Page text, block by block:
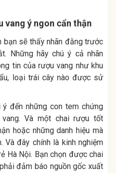
vang ý ngon cẩn thận
bạn sẽ thấy nhãn đằng trước
Những hãy chú ý cả nhãn
tin của rượu vang như khu
loại trái cây nào được sử
đến những con tem chứng
Và một chai rượu tốt
hoặc những danh hiệu mà
Và đây chính là kinh nghiệm
Hà Nội. Bạn chọn được chai
đảm báo nguồn gốc xuất